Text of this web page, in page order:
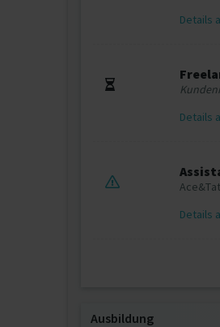
Details
Details
Details
Ausbildung